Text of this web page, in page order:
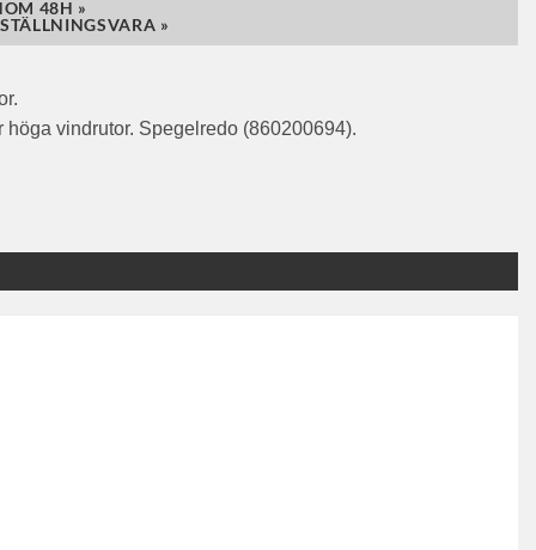
48H »
»
vindrutor. Spegelredo (860200694).